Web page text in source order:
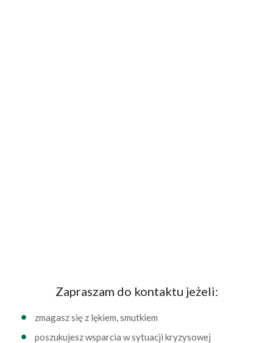
Zapraszam do kontaktu jeżeli:
zmagasz się z lękiem, smutkiem
poszukujesz wsparcia w sytuacji kryzysowej